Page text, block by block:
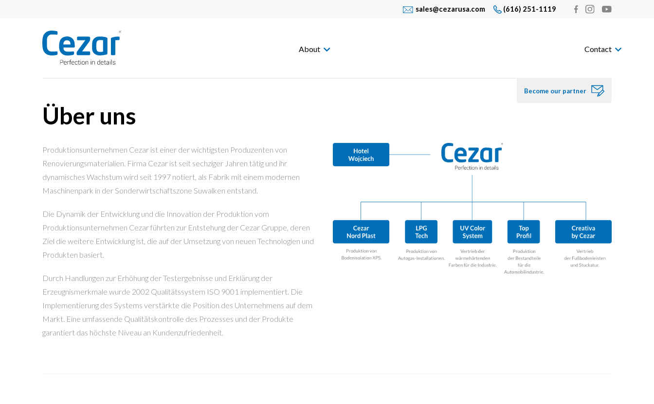
sales@cezarusa.com (616) 251-1119
About Contact
Become our partner
Über uns
Produktionsunternehmen Cezar ist einer der wichtigsten Produzenten von
Renovierungsmaterialien. Firma Cezar ist seit sechziger Jahren tätig und ihr
dynamisches Wachstum wird seit 1997 notiert, als Fabrik mit einem modernen
Maschinenpark in der Sonderwirtschaftszone Suwalken entstand.
Die Dynamik der Entwicklung und die Innovation der Produktion vom
Produktionsunternehmen Cezar führten zur Entstehung der Cezar Gruppe, deren
Ziel die weitere Entwicklung ist, die auf der Umsetzung von neuen Technologien und
Produkten basiert.
Durch Handlungen zur Erhöhung der Testergebnisse und Erklärung der
Erzeugnismerkmale wurde 2002 Qualitätssystem ISO 9001 implementiert. Die
Implementierung des Systems verstärkte die Position des Unternehmens auf dem
Markt. Eine umfassende Qualitätskontrolle des Prozesses und der Produkte
garantiert das höchste Niveau an Kundenzufriedenheit.